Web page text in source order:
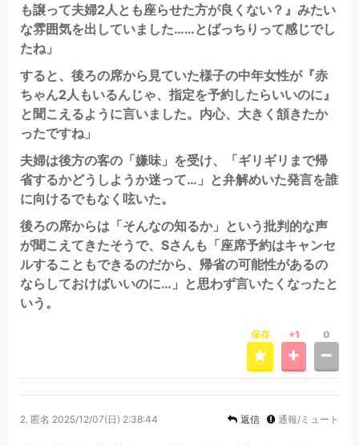
も譲って夫婦2人とも座らせた方が良くない？』みたい
な雰囲気を出していました……とばっちりって感じでし
たね」
すると、後ろの席から見ていた様子の中年女性が『赤
ちゃん2人もいるんじゃ、指定を予約したらいいのに』
と聞こえるように言いました。内心、大きく頷きたか
ったですね」
夫婦は後方の客の「嫌味」を受け、「ギリギリまで帰
省するかどうしようか迷って…」と弁解めいた発言を誰
に向けるでもなく呟いた。
後ろの席からは「そんなの知るか」という批判的な声
が聞こえてきたそうで、Sさんも「座席予約はキャンセ
ルすることもできるのだから、帰省の可能性があるの
ならしておけばいいのに…」と思わず言いたくなったと
いう。
保存 +1 0
2. 匿名 2025/12/07(日) 2:38:44 返信 通報/ミュート